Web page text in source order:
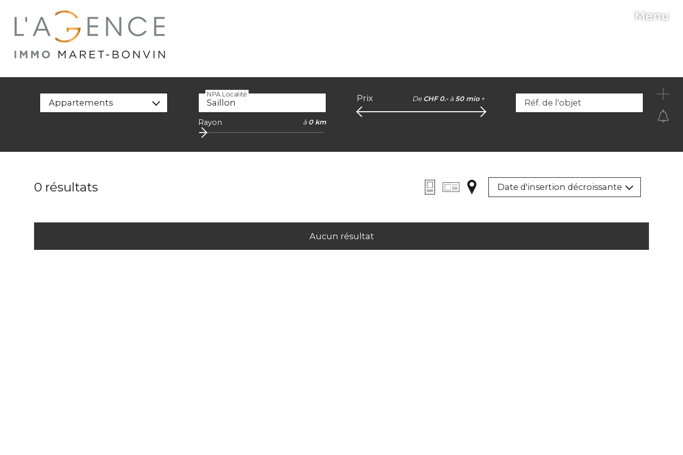
Menu
Appartements
NPA Localité
Rayon à 0 km
Prix De CHF 0.- à50 mio + Réf. de l'objet
0 résultats Date d'insertion décroissante
Aucun résultat